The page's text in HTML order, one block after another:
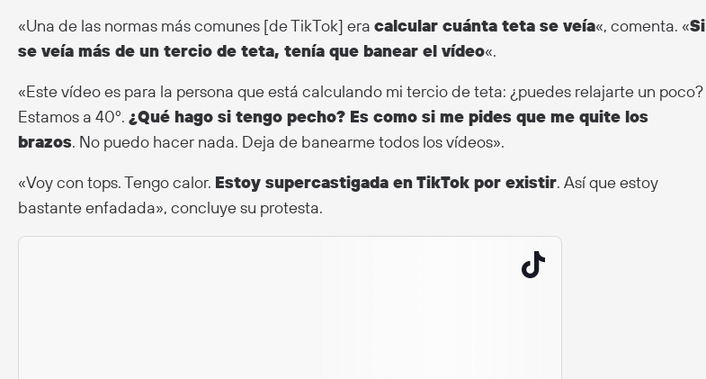
«Una de las normas más comunes [de TikTok] era calcular cuánta teta se veía«, comenta. «Si
se veía más de un tercio de teta, tenía que banear el vídeo«.
«Este vídeo es para la persona que está calculando mi tercio de teta: ¿puedes relajarte un poco?
Estamos a 40º. ¿Qué hago si tengo pecho? Es como si me pides que me quite los
brazos. No puedo hacer nada. Deja de banearme todos los vídeos».
«Voy con tops. Tengo calor. Estoy supercastigada en TikTok por existir. Así que estoy
bastante enfadada», concluye su protesta.